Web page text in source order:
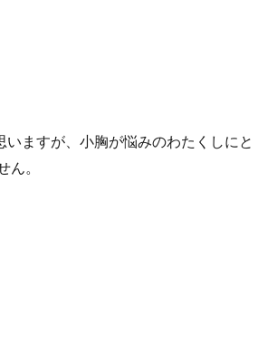
ますが、小胸が悩みのわたくしにと
ん。